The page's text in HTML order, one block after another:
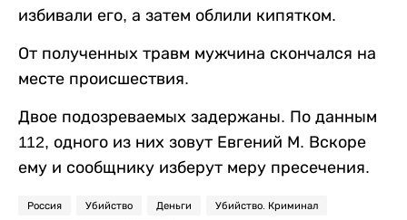
избивали его, а затем облили кипятком.
От полученных травм мужчина скончался на
месте происшествия.
Двое подозреваемых задержаны. По данным
112, одного из них зовут Евгений М. Вскоре
ему и сообщнику изберут меру пресечения.
Россия Убийство Деньги Убийство. Криминал